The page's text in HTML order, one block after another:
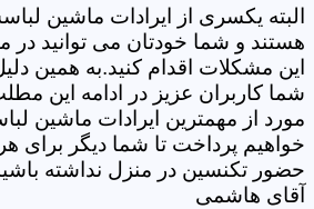
البته یکسری از ایرادات ماشین
هستند و شما خودتان می توانید در
این مشکلات اقدام کنید.به همین
شما کاربران عزیز در ادامه این
مورد از مهمترین ایرادات ماشین
خواهیم پرداخت تا شما دیگر برای
آقای هاشمی